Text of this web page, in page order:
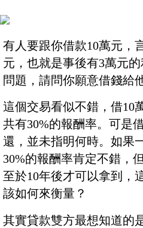
有人要跟你借款10萬元，
元，也就是事後有3萬元
問題，請問你願意借錢給
這個交易看似不錯，借10
共有30%的報酬率。可是
還，並未指明何時。如果
30%的報酬率肯定不錯，
至於10年後才可以拿到，
該如何來衡量？
其實貸款雙方最想知道的